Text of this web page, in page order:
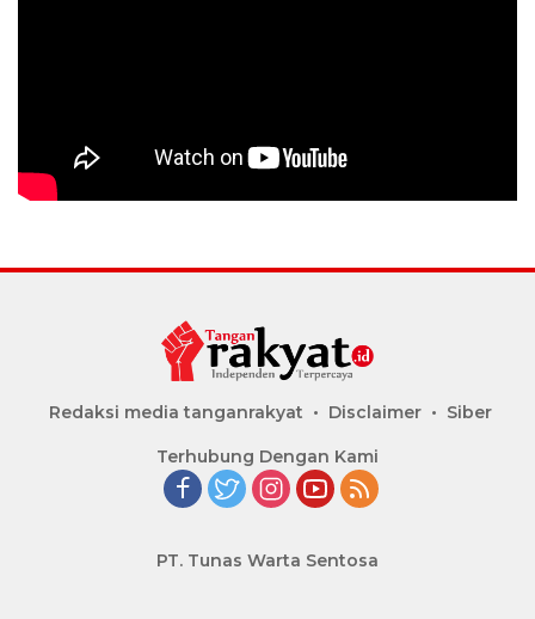
Redaksi media tanganrakyat Disclaimer Siber
Terhubung Dengan Kami
PT. Tunas Warta Sentosa